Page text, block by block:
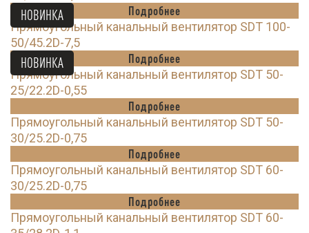
НОВИНКА Подробнее
Прямоугольный канальный вентилятор SDT 100-
50/45.2D-7,5
НОВИНКА Подробнее
Прямоугольный канальный вентилятор SDT 50-
25/22.2D-0,55
Подробнее
Прямоугольный канальный вентилятор SDT 50-
30/25.2D-0,75
Подробнее
Прямоугольный канальный вентилятор SDT 60-
30/25.2D-0,75
Подробнее
Прямоугольный канальный вентилятор SDT 60-